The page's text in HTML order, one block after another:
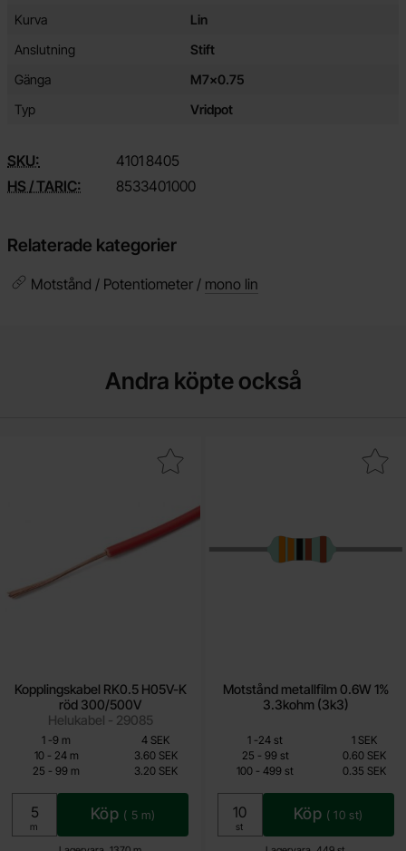
Kurva
Lin
Anslutning
Stift
Gänga
M7x0.75
Typ
Vridpot
SKU: 4101 8405
HS / TARIC:
8533401000
Relaterade kategorier
Motstånd / Potentiometer / mono lin
Andra köpte också
Kopplingskabel RK0.5 H05V-K
röd 300/500V
Helukabel - 29085
2.80 SEK
Inklusive 25% moms
Enhet:
m
Köp ( 5 m)
kopplingskabel RK0.5 H05V-K röd 300/500V som favorit
Mängdrabatt
Pris /m
1 -till
9 m
4 SEK
10 -till24 m
3.60 SEK
25 - till
99 m 3.20 SEK
Motstånd metallfilm 0.6W 1%
3.3kohm (3k3)
0.15 SEK
Inklusive 25% moms
Enhet:
st
Köp ( 10 st)
Makera motstånd metallfilm 0.6W
Mängdrabatt
Pris /st
1 -till
24 st
1 SEK
25 -till99 st
0.60 SEK
100 - till
499 st 0.35 SEK